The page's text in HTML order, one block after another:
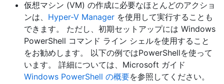
仮想マシン (VM) の作成に必要なほとんどのアクショ
ンは、 Hyper-V Manager を使用して実行することも
できます。 ただし、初期セットアップには Windows
PowerShell コマンド ライン シェルを使用すること
をお勧めします。 以下の例ではPowerShellを使って
います。 詳細については、Microsoft ガイド
Windows PowerShell の概要を参照してください。